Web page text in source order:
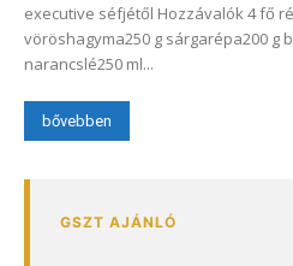
executive séfjétől Hozzávalók 4 fő részére 200 ml olaj300 g
vöröshagyma250 g sárgarépa200 g
narancslé250 ml...
bővebben